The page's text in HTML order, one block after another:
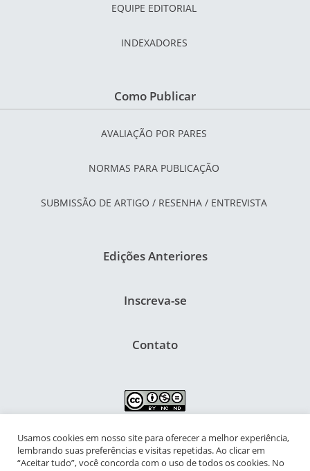
EQUIPE EDITORIAL
INDEXADORES
Como Publicar
AVALIAÇÃO POR PARES
NORMAS PARA PUBLICAÇÃO
SUBMISSÃO DE ARTIGO / RESENHA / ENTREVISTA
Edições Anteriores
Inscreva-se
Contato
NIPIAC – Núcleo Interdisciplinar de Pesquisa para a Infância e
Adolescência Contemporâneas
Usamos cookies em nosso site para oferecer a melhor experiência,
lembrando suas preferências e visitas repetidas. Ao clicar em
“Aceitar tudo”, você concorda com o uso de todos os cookies. No